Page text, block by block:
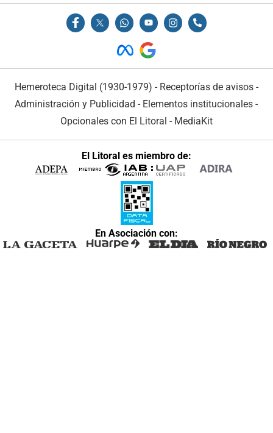
Hemeroteca Digital (1930-1979) - Receptorías de avisos -
Administración y Publicidad - Elementos institucionales -
Opcionales con El Litoral - MediaKit
El Litoral es miembro de:
En Asociación con: